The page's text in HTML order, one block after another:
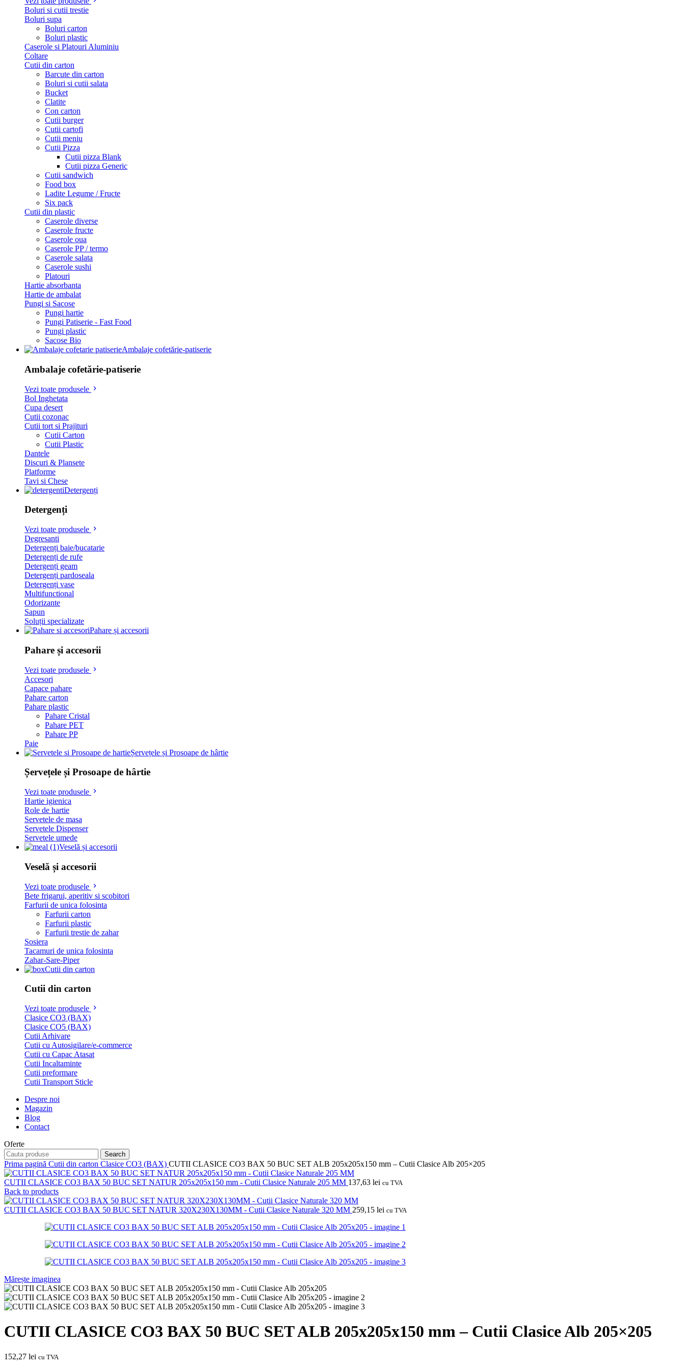
Boluri si cutii trestie
Boluri supa
Boluri carton
Boluri plastic
Caserole si Platouri Aluminiu
Coltare
Cutii din carton
Barcute din carton
Boluri si cutii salata
Bucket
Clatite
Con carton
Cutii burger
Cutii cartofi
Cutii meniu
Cutii Pizza
Cutii pizza Blank
Cutii pizza Generic
Cutii sandwich
Food box
Ladite Legume / Fructe
Six pack
Cutii din plastic
Caserole diverse
Caserole fructe
Caserole oua
Caserole PP / termo
Caserole salata
Caserole sushi
Platouri
Hartie absorbanta
Hartie de ambalat
Pungi si Sacose
Pungi hartie
Pungi Patiserie - Fast Food
Pungi plastic
Sacose Bio
Ambalaje cofetărie-patiserie
Ambalaje cofetărie-patiserie
Vezi toate produsele
Bol Inghetata
Cupa desert
Cutii cozonac
Cutii tort si Prajituri
Cutii Carton
Cutii Plastic
Dantele
Discuri & Plansete
Platforme
Tavi si Chese
Detergenți
Detergenți
Vezi toate produsele
Degresanti
Detergenți baie/bucatarie
Detergenți de rufe
Detergenți geam
Detergenți pardoseala
Detergenți vase
Multifunctional
Odorizante
Sapun
Soluții specializate
Pahare și accesorii
Pahare și accesorii
Vezi toate produsele
Accesori
Capace pahare
Pahare carton
Pahare plastic
Pahare Cristal
Pahare PET
Pahare PP
Paie
Șervețele și Prosoape de hârtie
Șervețele și Prosoape de hârtie
Vezi toate produsele
Hartie igienica
Role de hartie
Servetele de masa
Servetele Dispenser
Servetele umede
Veselă și accesorii
Veselă și accesorii
Vezi toate produsele
Bete frigarui, aperitiv si scobitori
Farfurii de unica folosinta
Farfurii carton
Farfurii plastic
Farfurii trestie de zahar
Sosiera
Tacamuri de unica folosinta
Zahar-Sare-Piper
Cutii din carton
Cutii din carton
Vezi toate produsele
Clasice CO3 (BAX)
Clasice CO5 (BAX)
Cutii Arhivare
Cutii cu Autosigilare/e-commerce
Cutii cu Capac Atasat
Cutii Incaltaminte
Cutii preformare
Cutii Transport Sticle
Despre noi
Magazin
Blog
Contact
Oferte
Search
Prima pagină Cutii din carton Clasice CO3 (BAX) CUTII CLASICE CO3 BAX 50 BUC SET ALB 205x205x150 mm – Cutii Clasice Alb 205×205
CUTII CLASICE CO3 BAX 50 BUC SET NATUR 205x205x150 mm - Cutii Clasice Naturale 205 MM 137,63 lei cu TVA
Back to products
CUTII CLASICE CO3 BAX 50 BUC SET NATUR 320X230X130MM - Cutii Clasice Naturale 320 MM 259,15 lei cu TVA
Mărește imaginea
CUTII CLASICE CO3 BAX 50 BUC SET ALB 205x205x150 mm – Cutii Clasice Alb 205×205
152,27 lei cu TVA